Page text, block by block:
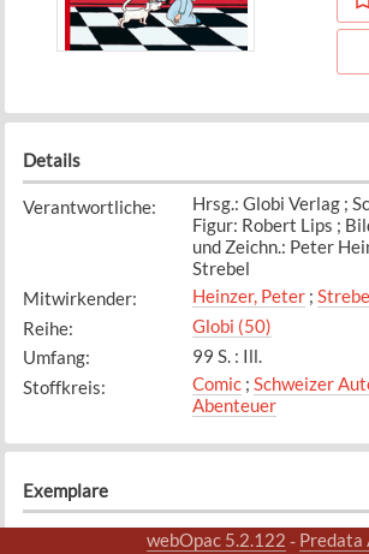
Details
Verantwortliche:
Hrsg.: Globi Verlag ;
Figur: Robert Lips ;
und Zeichn.: Peter
Strebel
Mitwirkender: Heinzer, Peter;
Reihe:
Globi (50)
Umfang:
99 S. : Ill.
Stoffkreis: Comic; Schweizer
Abenteuer
Exemplare
webOpac 5.2.122 - Predata